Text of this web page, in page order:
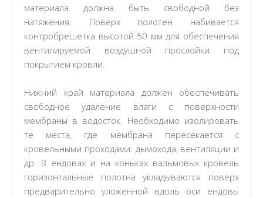
материала должна быть свободной без
натяжения. Поверх полотен набивается
контробрешетка высотой 50 мм для обеспечения
вентилируемой воздушной прослойки под
покрытием кровли.
Нижний край материала должен обеспечивать
свободное удаление влаги с поверхности
мембраны в водосток. Необходимо изолировать
те места, где мембрана пересекается с
кровельными проходами: дымохода, вентиляции и
др. В ендовах и на коньках вальмовых кровель
горизонтальные полотна укладываются поверх
предварительно уложенной вдоль оси ендовы